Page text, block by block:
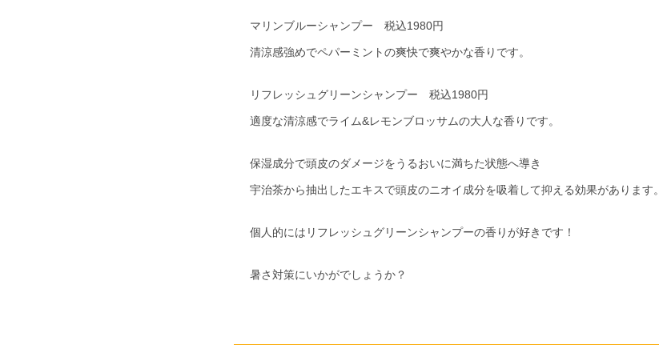
マリンブルーシャンプー 税込1980円
清涼感強めでペパーミントの爽快で爽やかな香りです。
リフレッシュグリーンシャンプー 税込1980円
適度な清涼感でライム&レモンブロッサムの大人な香りです。
保湿成分で頭皮のダメージをうるおいに満ちた状態へ導き
宇治茶から抽出したエキスで頭皮のニオイ成分を吸着して抑える効果があります。
個人的にはリフレッシュグリーンシャンプーの香りが好きです！
暑さ対策にいかがでしょうか？